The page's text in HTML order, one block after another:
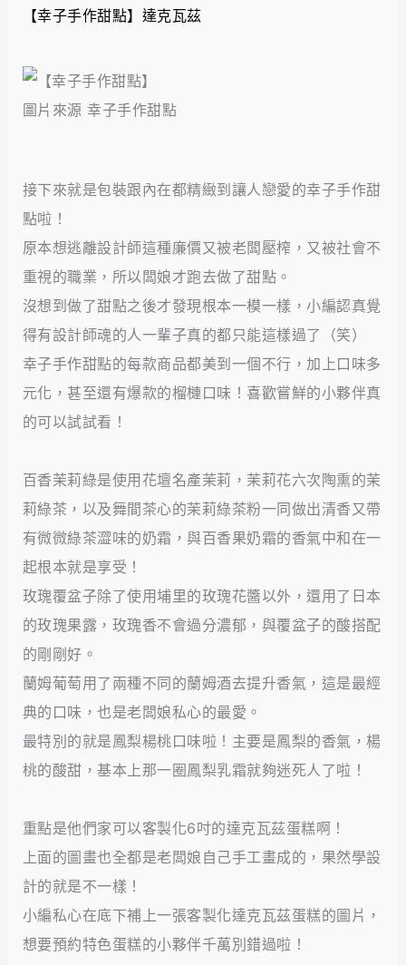
【幸子手作甜點】達克瓦茲
圖片來源 幸子手作甜點
接下來就是包裝跟內在都精緻到讓人戀愛的幸子手作甜
點啦！
原本想逃離設計師這種廉價又被老闆壓榨，又被社會不
重視的職業，所以闆娘才跑去做了甜點。
沒想到做了甜點之後才發現根本一模一樣，小編認真覺
得有設計師魂的人一輩子真的都只能這樣過了（笑）
幸子手作甜點的每款商品都美到一個不行，加上口味多
元化，甚至還有爆款的榴槤口味！喜歡嘗鮮的小夥伴真
的可以試試看！
百香茉莉綠是使用花壇名產茉莉，茉莉花六次陶熏的茉
莉綠茶，以及舞間茶心的茉莉綠茶粉一同做出清香又帶
有微微綠茶澀味的奶霜，與百香果奶霜的香氣中和在一
起根本就是享受！
玫瑰覆盆子除了使用埔里的玫瑰花醬以外，還用了日本
的玫瑰果露，玫瑰香不會過分濃郁，與覆盆子的酸搭配
的剛剛好。
蘭姆葡萄用了兩種不同的蘭姆酒去提升香氣，這是最經
典的口味，也是老闆娘私心的最愛。
最特別的就是鳳梨楊桃口味啦！主要是鳳梨的香氣，楊
桃的酸甜，基本上那一圈鳳梨乳霜就夠迷死人了啦！
重點是他們家可以客製化6吋的達克瓦茲蛋糕啊！
上面的圖畫也全都是老闆娘自己手工畫成的，果然學設
計的就是不一樣！
小編私心在底下補上一張客製化達克瓦茲蛋糕的圖片，
想要預約特色蛋糕的小夥伴千萬別錯過啦！